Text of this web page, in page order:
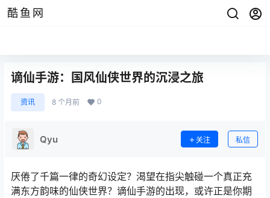
酷鱼网
谪仙手游：国风仙侠世界的沉浸之旅
资讯 8 个月前 0
Qyu 关注 私信
厌倦了千篇一律的奇幻设定？渴望在指尖触碰一个真正充
满东方韵味的仙侠世界？谪仙手游的出现，或许正是你期